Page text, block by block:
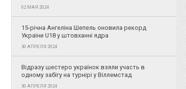
02 МАЯ 2024
15-річна Ангеліна Шепель оновила рекорд
України U18 у штовханні ядра
30 АПРЕЛЯ 2024
Відразу шестеро українок взяли участь в
одному забігу на турнірі у Віллемстад
30 АПРЕЛЯ 2024